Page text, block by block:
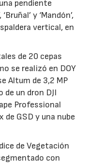
pendiente
‘Bruñal’ y ‘Mandón’,
vertical, en
de 20 cepas
se realizó en DOY
Altum de 3,2 MP
de un dron DJI
Professional
GSD y una nube
de Vegetación
con